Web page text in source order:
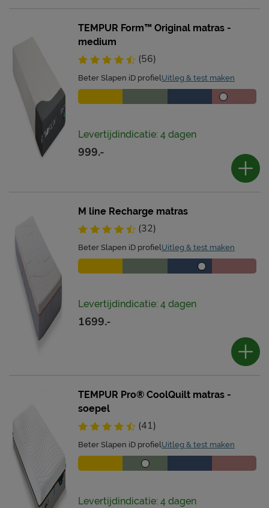
TEMPUR Form™ Original matras -
medium
(56)
Beter Slapen iD profielUitleg & test maken
Levertijdindicatie: 4 dagen
999.-
M line Recharge matras
(32)
Beter Slapen iD profielUitleg & test maken
Levertijdindicatie: 4 dagen
1699.-
TEMPUR Pro® CoolQuilt matras -
soepel
(41)
Beter Slapen iD profielUitleg & test maken
Levertijdindicatie: 4 dagen